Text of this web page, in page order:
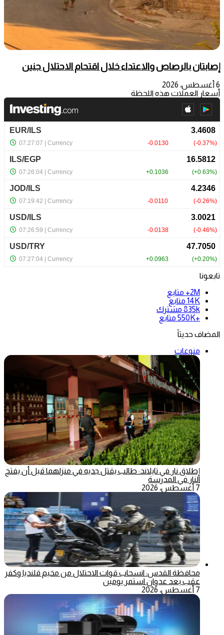
إصابتان بالرصاص والاعتداء خلال اقتحام الاحتلال جنين
6 أغسطس، 2026
أسعار العملات هذه اللحظة
تابعونا
2M+
متابع
14K متابع
835k مشترك
+550K
متابع
المضاف حديثاً
منوعات
إطلاق نار في تايلاند: طالب يقتل جديه في منزلهما قبل أن يفتح
النار في المدرسة
7 أغسطس، 2026
محافظة القدس: انسحاب قوات الاحتلال من مخيم قلنديا وكفر
عقب بعد عدوان استمر يومين
7 أغسطس، 2026